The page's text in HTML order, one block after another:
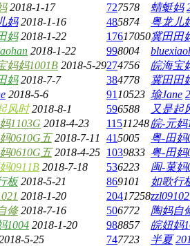
2018-1-17 727578 蜻蜓妈
妈 2018-1-16 485874 粤龙儿
妈 2018-1-22 17617050冀田田
2018-1-22 998004
妈妈1001B 2018-5-29274756 皖海宝
妈 2018-7-7 384778 冀田田
2018-5-6 91 10523 瑜Jane
风时 2018-8-1 596588 又是起
1103G 2018-4-23 11511248皖-元妈
0610G五 2018-7-11 415005 粤-田妈
0610G五 2018-4-25 1039833 粤-田妈
0911B 2018-7-18 536223 闽-菓妈
板 2018-5-21 869101 如歌行
2018-1-20 20417258
修 2018-7-16 506772 陶妈自
1004 2018-1-20 988857 皖妞妈
5-25 747723 半夏